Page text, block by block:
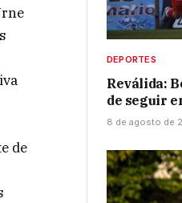
de
DEPORTES
Reválida:
de seguir
8 de agosto de